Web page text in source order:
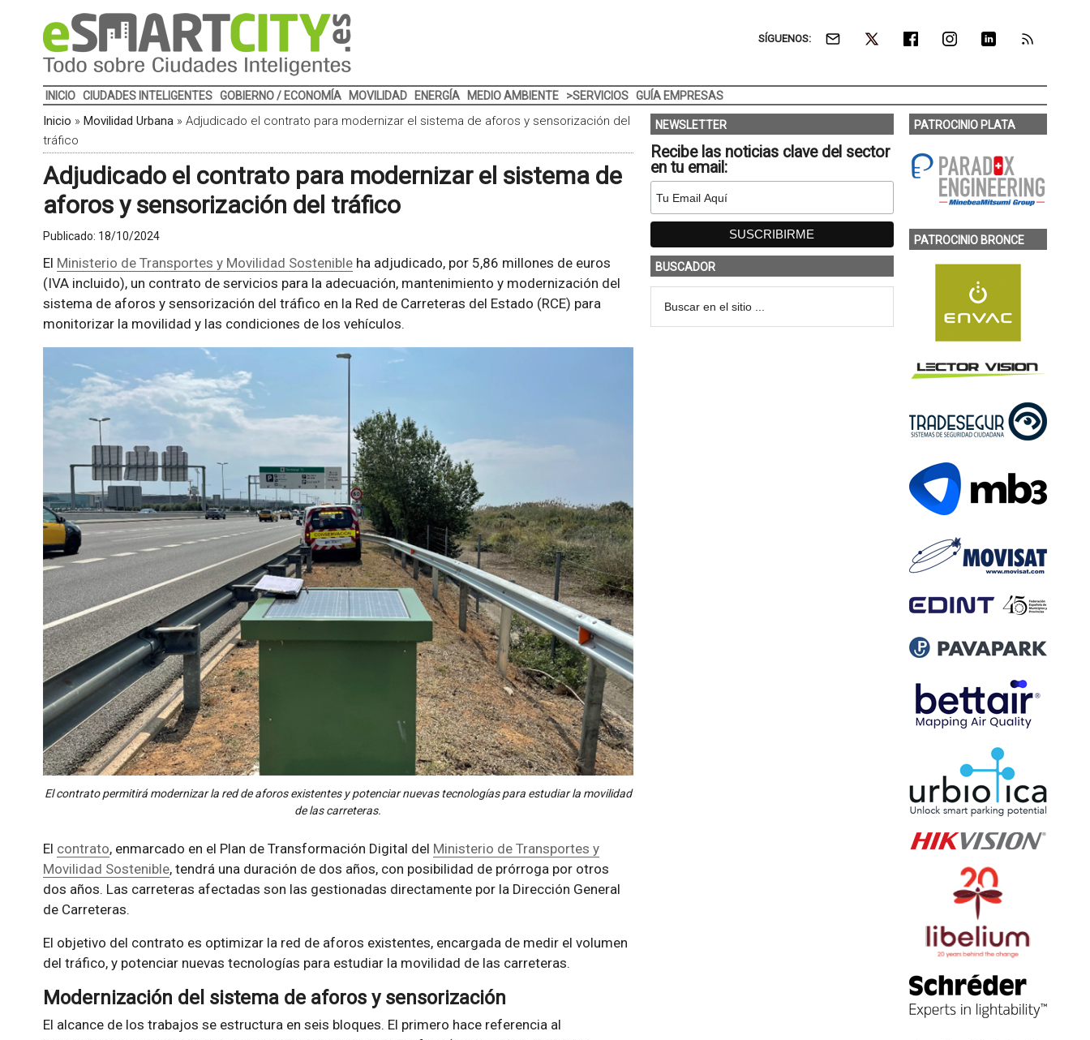
SÍGUENOS:
INICIO CIUDADES INTELIGENTES GOBIERNO / ECONOMÍA MOVILIDAD ENERGÍA MEDIO AMBIENTE >SERVICIOS GUÍA EMPRESAS
Inicio » Movilidad Urbana» Adjudicado el contrato para modernizar el sistema de aforos y sensorización del
tráfico
Adjudicado el contrato para modernizar el sistema de
aforos y sensorización del tráfico
Publicado: 18/10/2024
El Ministerio de Transportes y Movilidad Sostenibleha adjudicado, por 5,86 millones de euros
(IVA incluido), un contrato de servicios para la adecuación, mantenimiento y modernización del
sistema de aforos y sensorización del tráfico en la Red de Carreteras del Estado (RCE) para
monitorizar la movilidad y las condiciones de los vehículos.
El contrato permitirá modernizar la red de aforos existentes y potenciar nuevas tecnologías para estudiar la movilidad
de las carreteras.
El contrato, enmarcado en el Plan de Transformación Digital del Ministerio de Transportes y
Movilidad Sostenible, tendrá una duración de dos años, con posibilidad de prórroga por otros
dos años. Las carreteras afectadas son las gestionadas directamente por la Dirección General
de Carreteras.
El objetivo del contrato es optimizar la red de aforos existentes, encargada de medir el volumen
del tráfico, y potenciar nuevas tecnologías para estudiar la movilidad de las carreteras.
Modernización del sistema de aforos y sensorización
El alcance de los trabajos se estructura en seis bloques. El primero hace referencia al
NEWSLETTER
Recibe las noticias clave del sector
en tu email:
BUSCADOR
PATROCINIO PLATA
PATROCINIO BRONCE